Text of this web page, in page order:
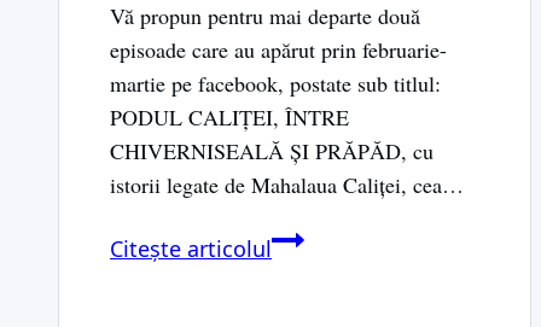
Vă propun pentru mai departe două
episoade care au apărut prin februarie-
martie pe facebook, postate sub titlul:
PODUL CALIŢEI, ÎNTRE
CHIVERNISEALĂ ŞI PRĂPĂD, cu
istorii legate de Mahalaua Caliţei, cea…
Citește articolulFarmecul